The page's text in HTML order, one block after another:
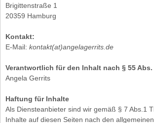
Brigittenstraße 1
20359 Hamburg
Kontakt:
E-Mail: kontakt(at)angelagerrits.de
Verantwortlich für den Inhalt nach § 55 Abs.
Angela Gerrits
Haftung für Inhalte
Als Diensteanbieter sind wir gemäß § 7 Abs.1
Inhalte auf diesen Seiten nach den